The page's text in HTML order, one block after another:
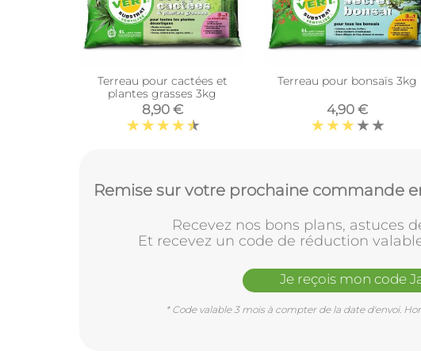
Terreau pour cactées et
plantes grasses 3kg
8,90 €
Terreau pour bonsaïs 3kg
4,90 €
Remise sur votre prochaine commande
Recevez nos bons plans, astuces
Et recevez un code de réduction
Je reçois mon code
* Code valable 3 mois à compter de la date d'envoi.